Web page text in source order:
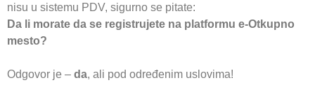
nisu u sistemu PDV, sigurno se pitate:
Da li morate da se registrujete na platformu e-Otkupno
mesto?
Odgovor je – da, ali pod određenim uslovima!